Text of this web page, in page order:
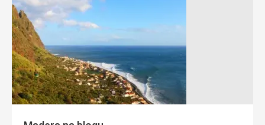
pomocą Google Translate